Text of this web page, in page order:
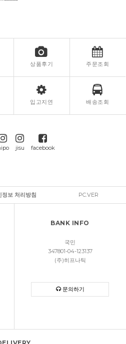
상품후기 주문조회
입고지연 배송조회
jisu facebook
정보 처리방침 PC.VER
BANK INFO
국민
347801-04-123137
(주)히프나틱
문의하기